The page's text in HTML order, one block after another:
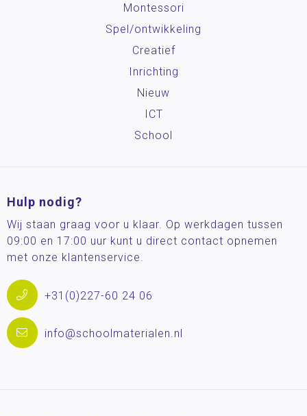
Montessori
Spel/ontwikkeling
Creatief
Inrichting
Nieuw
ICT
School
Hulp nodig?
Wij staan graag voor u klaar. Op werkdagen tussen
09:00 en 17:00 uur kunt u direct contact opnemen
met onze klantenservice.
+31(0)227-60 24 06
info@schoolmaterialen.nl